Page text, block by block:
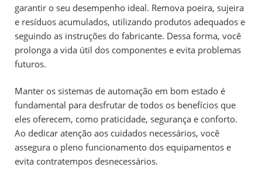
garantir o seu desempenho ideal. Remova poeira, sujeira
e resíduos acumulados, utilizando produtos adequados e
seguindo as instruções do fabricante. Dessa forma, você
prolonga a vida útil dos componentes e evita problemas
futuros.
Manter os sistemas de automação em bom estado é
fundamental para desfrutar de todos os benefícios que
eles oferecem, como praticidade, segurança e conforto.
Ao dedicar atenção aos cuidados necessários, você
assegura o pleno funcionamento dos equipamentos e
evita contratempos desnecessários.